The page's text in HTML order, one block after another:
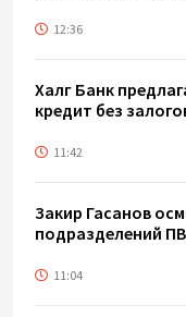
12:36
Халг Банк
кредит без
11:42
Закир Гасанов
подразделений
11:04